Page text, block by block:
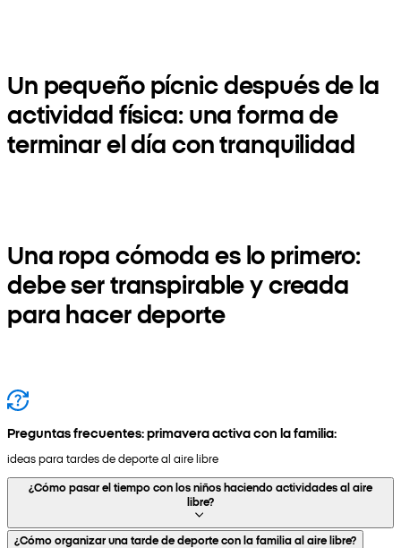
Un pequeño pícnic después de la
actividad física: una forma de
terminar el día con tranquilidad
Una ropa cómoda es lo primero:
debe ser transpirable y creada
para hacer deporte
Preguntas frecuentes: primavera activa con la familia:
ideas para tardes de deporte al aire libre
¿Cómo pasar el tiempo con los niños haciendo actividades al aire
libre?
¿Cómo organizar una tarde de deporte con la familia al aire libre?